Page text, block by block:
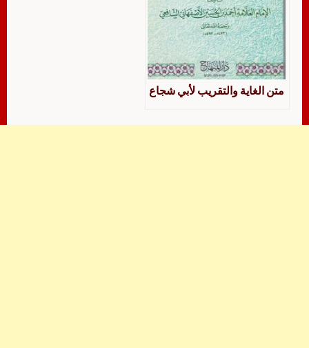
متن الغاية والتقريب لأبي شجاع